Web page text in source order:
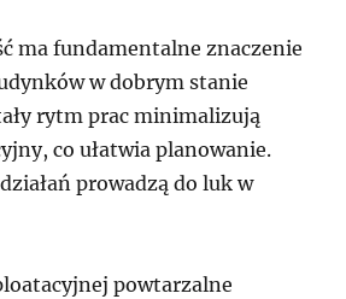
ma fundamentalne znaczenie
w dobrym stanie
rytm prac minimalizują
co ułatwia planowanie.
prowadzą do luk w
powtarzalne